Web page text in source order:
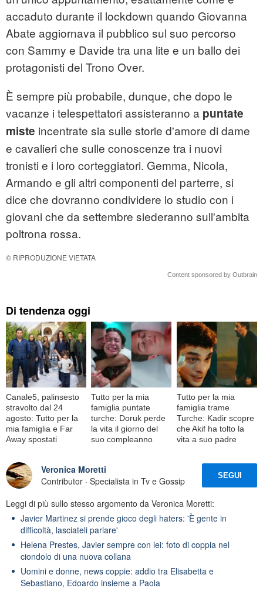
accaduto durante il lockdown quando Giovanna
Abate aggiornava il pubblico sul suo percorso
con Sammy e Davide tra una lite e un ballo dei
protagonisti del Trono Over.
È sempre più probabile, dunque, che dopo le
vacanze i telespettatori assisteranno a puntate
miste incentrate sia sulle storie d'amore di dame
e cavalieri che sulle conoscenze tra i nuovi
tronisti e i loro corteggiatori. Gemma, Nicola,
Armando e gli altri componenti del parterre, si
dice che dovranno condividere lo studio con i
giovani che da settembre siederanno sull'ambita
poltrona rossa.
© RIPRODUZIONE VIETATA
Content sponsored by Outbrain
Di tendenza oggi
Canale5, palinsesto
stravolto dal 24
agosto: Tutto per la
mia famiglia e Far
Away spostati
Tutto per la mia
famiglia puntate
turche: Doruk perde
la vita il giorno del
suo compleanno
Tutto per la mia
famiglia trame
Turche: Kadir scopre
che Akif ha tolto la
vita a suo padre
Veronica Moretti
Contributor · Specialista in Tv e Gossip
SEGUI
Leggi di più sullo stesso argomento da Veronica Moretti:
Javier Martinez si prende gioco degli haters: 'È gente in
difficoltà, lasciateli parlare'
Helena Prestes, Javier sempre con lei: foto di coppia nel
ciondolo di una nuova collana
Uomini e donne, news coppie: addio tra Elisabetta e
Sebastiano, Edoardo insieme a Paola